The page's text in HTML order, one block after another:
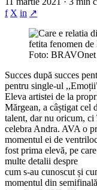
f X in ↗
Foto: BRAVOnet
Succes după succes
pentru single-ul
Eleva artistei de la
Mărgean, a câștigat cel
talent, dar nu oricum,
celebra Andra. AVA o
momentul ei de
fost prima elevă, pe
multe detalii despre
cum s-au cunoscut și
momentul din